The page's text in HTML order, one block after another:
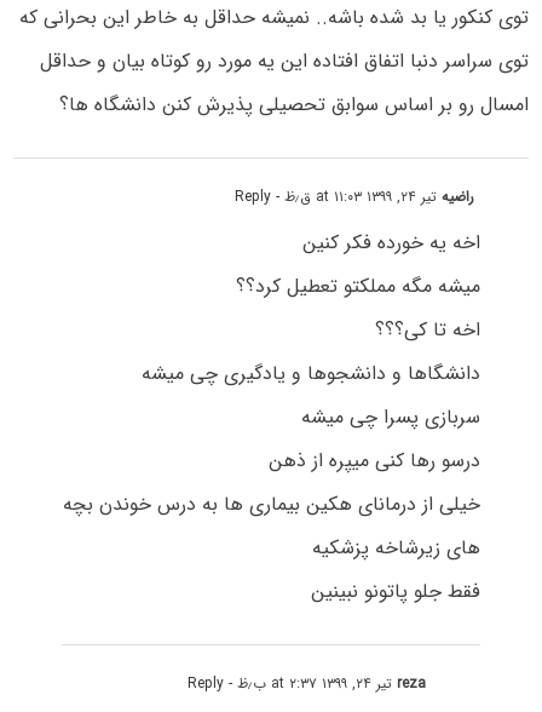
توی کنکور یا بد شده باشه.. نمیشه حداقل به خاطر این بحرانی که
توی سراسر دنبا اتفاق افتاده این یه مورد رو کوتاه بیان و حداقل
امسال رو بر اساس سوابق تحصیلی پذیرش کنن دانشگاه ها؟
راضیهتیر ۲۴, ۱۳۹۹ at ۱۱:۰۳ ق٫ظ - Reply
اخه یه خورده فکر کنین
میشه مگه مملکتو تعطیل کرد؟؟
اخه تا کی؟؟؟
دانشگاها و دانشجوها و یادگیری چی میشه
سربازی پسرا چی میشه
درسو رها کنی میپره از ذهن
خیلی از درمانای هکین بیماری ها به درس خوندن بچه
های زیرشاخه پزشکیه
فقط جلو پاتونو نبینین
rezaتیر ۲۴, ۱۳۹۹ at ۲:۳۷ ب٫ظ - Reply